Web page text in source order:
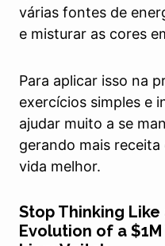
várias fontes de
e misturar as cores
Para aplicar isso na
exercícios simples e
ajudar muito a se
gerando mais
vida melhor.
Stop Thinking
Evolution of a